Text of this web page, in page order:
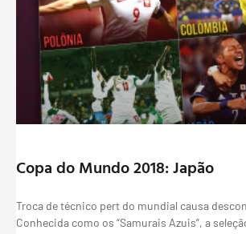
Copa do Mundo 2018: Japão
Troca de técnico pert do mundial causa
Conhecida como os “Samurais Azuis”, a